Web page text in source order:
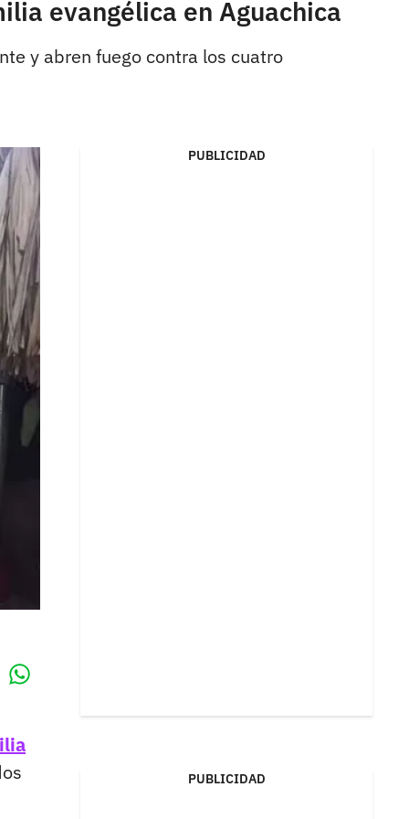
evangélica en Aguachica
y abren fuego contra los cuatro
PUBLICIDAD
PUBLICIDAD